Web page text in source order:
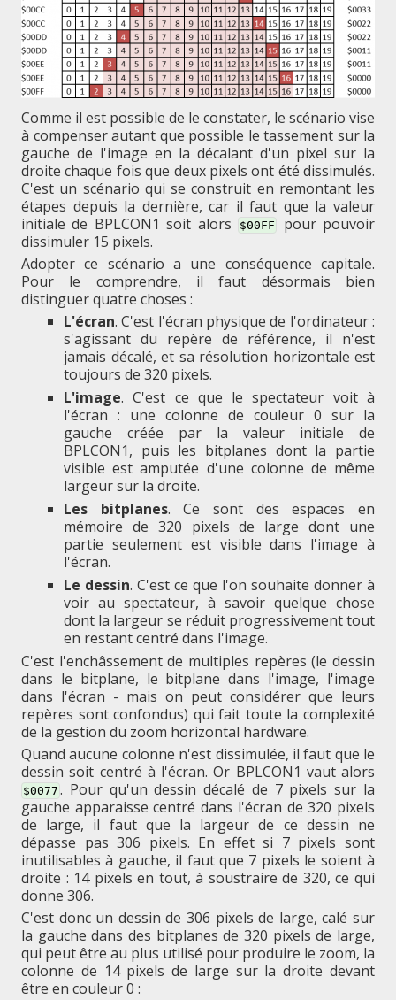
Comme il est possible de le constater, le scénario vise
à compenser autant que possible le tassement sur la
gauche de l'image en la décalant d'un pixel sur la
droite chaque fois que deux pixels ont été dissimulés.
C'est un scénario qui se construit en remontant les
étapes depuis la dernière, car il faut que la valeur
initiale de BPLCON1 soit alors
$00FF
pour pouvoir
dissimuler 15 pixels.
Adopter ce scénario a une conséquence capitale.
Pour le comprendre, il faut désormais bien
distinguer quatre choses :
L'écran. C'est l'écran physique de l'ordinateur :
s'agissant du repère de référence, il n'est
jamais décalé, et sa résolution horizontale est
toujours de 320 pixels.
L'image. C'est ce que le spectateur voit à
l'écran : une colonne de couleur 0 sur la
gauche créée par la valeur initiale de
BPLCON1, puis les bitplanes dont la partie
visible est amputée d'une colonne de même
largeur sur la droite.
Les bitplanes. Ce sont des espaces en
mémoire de 320 pixels de large dont une
partie seulement est visible dans l'image à
l'écran.
Le dessin. C'est ce que l'on souhaite donner à
voir au spectateur, à savoir quelque chose
dont la largeur se réduit progressivement tout
en restant centré dans l'image.
C'est l'enchâssement de multiples repères (le dessin
dans le bitplane, le bitplane dans l'image, l'image
dans l'écran - mais on peut considérer que leurs
repères sont confondus) qui fait toute la complexité
de la gestion du zoom horizontal hardware.
Quand aucune colonne n'est dissimulée, il faut que le
dessin soit centré à l'écran. Or BPLCON1 vaut alors
$0077 . Pour qu'un dessin décalé de 7 pixels sur la
gauche apparaisse centré dans l'écran de 320 pixels
de large, il faut que la largeur de ce dessin ne
dépasse pas 306 pixels. En effet si 7 pixels sont
inutilisables à gauche, il faut que 7 pixels le soient à
droite : 14 pixels en tout, à soustraire de 320, ce qui
donne 306.
C'est donc un dessin de 306 pixels de large, calé sur
la gauche dans des bitplanes de 320 pixels de large,
qui peut être au plus utilisé pour produire le zoom, la
colonne de 14 pixels de large sur la droite devant
être en couleur 0 :